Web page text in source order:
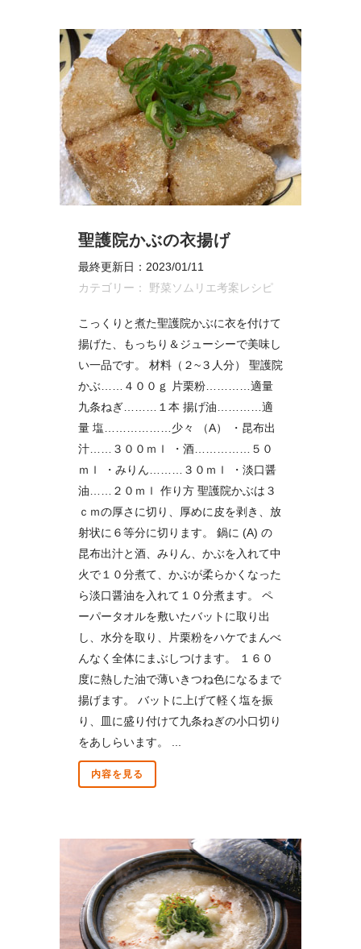
聖護院かぶの衣揚げ
最終更新日：2023/01/11
カテゴリー： 野菜ソムリエ考案レシピ
こっくりと煮た聖護院かぶに衣を付けて
揚げた、もっちり＆ジューシーで美味し
い一品です。 材料（２~３人分） 聖護院
かぶ……４００ｇ 片栗粉…………適量
九条ねぎ………１本 揚げ油…………適
量 塩………………少々 （A） ・昆布出
汁……３００ｍｌ ・酒……………５０
ｍｌ ・みりん………３０ｍｌ ・淡口醤
油……２０ｍｌ 作り方 聖護院かぶは３
ｃｍの厚さに切り、厚めに皮を剥き、放
射状に６等分に切ります。 鍋に (A) の
昆布出汁と酒、みりん、かぶを入れて中
火で１０分煮て、かぶが柔らかくなった
ら淡口醤油を入れて１０分煮ます。 ペ
ーパータオルを敷いたバットに取り出
し、水分を取り、片栗粉をハケでまんべ
んなく全体にまぶしつけます。 １６０
度に熱した油で薄いきつね色になるまで
揚げます。 バットに上げて軽く塩を振
り、皿に盛り付けて九条ねぎの小口切り
をあしらいます。 ...
内容を見る